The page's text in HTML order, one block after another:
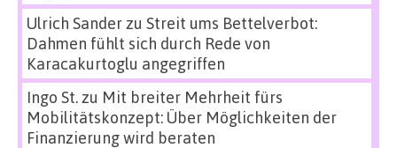
Ulrich Sanderzu Streit ums Bettelverbot:
Dahmen fühlt sich durch Rede von
Karacakurtoglu angegriffen
Ingo St.zu Mit breiter Mehrheit fürs
Mobilitätskonzept: Über Möglichkeiten der
Finanzierung wird beraten